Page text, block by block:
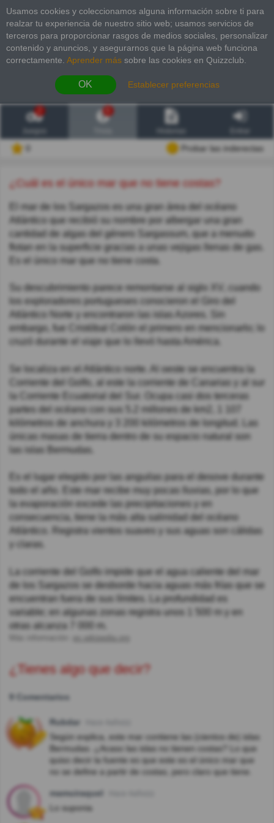
Usamos cookies y coleccionamos alguna información sobre ti para
realzar tu experiencia de nuestro sitio web; usamos servicios de
terceros para proporcionar rasgos de medios sociales, personalizar
contenido y anuncios, y asegurarnos que la página web funciona
correctamente. Aprender más sobre las cookies en Quizzclub.
OK Establecer preferencias
2
Probar las inderectas
¿Cuál es el único mar que no tiene costas?
El mar de los Sargazos es una gran área del océano
Atlántico que recibió su nombre por albergar una gran
cantidad de algas del género Sargassum, que a menudo
flotan en la superficie gracias a unas vejigas llenas de gas.
Es el único mar que no tiene costa.
Su descubrimiento parece remontarse al siglo XV, cuando
los exploradores portugueses conocieron el Giro del
Atlántico Norte y encontraron las islas Azores. Sin
embargo, fue Cristóbal Colón el primero en mencionarlo; lo
cruzó durante el viaje que lo llevó hasta América.
Se localiza en el Atlántico norte. Al oeste se encuentra la
Corriente del Golfo, al este la corriente de Canarias y al sur
la Corriente Ecuatorial del Sur. Ocupa casi dos terceras
partes del océano con sus 5.2 millones de km2, 1 107
kilómetros de anchura y 3 200 kilómetros de longitud. Las
únicas masas de tierra dentro de su espacio natural son
las islas Bermudas.
Es el lugar elegido por las anguilas para el desove durante
todo el año. Este mar recibe muy pocas lluvias, por lo que
la evaporación excede las precipitaciones y en
consecuencia, tiene la más alta salinidad del océano
Atlántico. Registra vientos suaves y sus aguas son cálidas
y claras.
La corriente del Golfo impide que el agua caliente del mar
de los Sargazos se desborde hacia aguas más frías que se
encuentran fuera de sus límites. La profundidad es
variable; en algunas zonas registra unos 1 500 m y en
otras alcanza 7 000 m.
es.wikipedia.org
¿Tienes algo que decir?
9 Comentarios
Rubdar
Según explica, este mar contiene las (cientos de) islas
Bermudas. ¿Acaso las islas no tienen costas? Lo que
quiso decir la fuente es que este es el único mar que
no se define a partir de costas, pero claro que tiene.
mamuiraquel
Lo suponia